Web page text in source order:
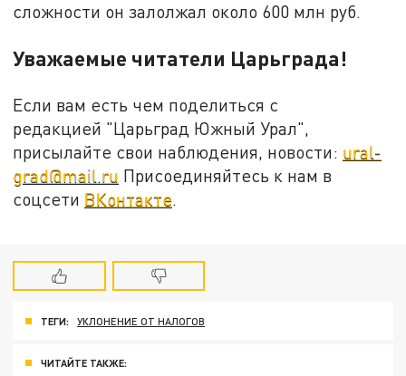
сложности он залолжал около 600 млн руб.
Уважаемые читатели Царьграда!
Если вам есть чем поделиться с
редакцией "Царьград Южный Урал",
присылайте свои наблюдения, новости: ural-
grad@mail.ru Присоединяйтесь к нам в
соцсети ВКонтакте.
ТЕГИ: УКЛОНЕНИЕ ОТ НАЛОГОВ
ЧИТАЙТЕ ТАКЖЕ: